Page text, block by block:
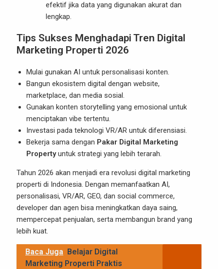
efektif jika data yang digunakan akurat dan
lengkap.
Tips Sukses Menghadapi Tren Digital
Marketing Properti 2026
Mulai gunakan AI untuk personalisasi konten.
Bangun ekosistem digital dengan website,
marketplace, dan media sosial.
Gunakan konten storytelling yang emosional untuk
menciptakan vibe tertentu.
Investasi pada teknologi VR/AR untuk diferensiasi.
Bekerja sama dengan Pakar Digital Marketing
Propertyuntuk strategi yang lebih terarah.
Tahun 2026 akan menjadi era revolusi digital marketing
properti di Indonesia. Dengan memanfaatkan AI,
personalisasi, VR/AR, GEO, dan social commerce,
developer dan agen bisa meningkatkan daya saing,
mempercepat penjualan, serta membangun brand yang
lebih kuat.
Baca Juga Belajar Digital
Marketing Properti Praktis